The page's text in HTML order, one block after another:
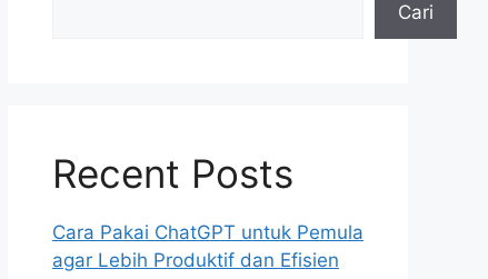
Cari
Recent Posts
Cara Pakai ChatGPT untuk Pemula
agar Lebih Produktif dan Efisien